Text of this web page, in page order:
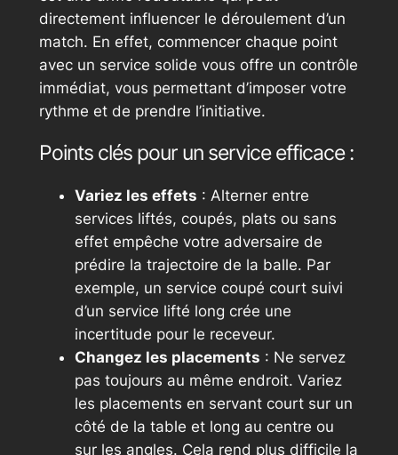
directement influencer le déroulement d’un
match. En effet, commencer chaque point
avec un service solide vous offre un contrôle
immédiat, vous permettant d’imposer votre
rythme et de prendre l’initiative.
Points clés pour un service efficace :
Variez les effets : Alterner entre
services liftés, coupés, plats ou sans
effet empêche votre adversaire de
prédire la trajectoire de la balle. Par
exemple, un service coupé court suivi
d’un service lifté long crée une
incertitude pour le receveur.
Changez les placements : Ne servez
pas toujours au même endroit. Variez
les placements en servant court sur un
côté de la table et long au centre ou
sur les angles. Cela rend plus difficile la